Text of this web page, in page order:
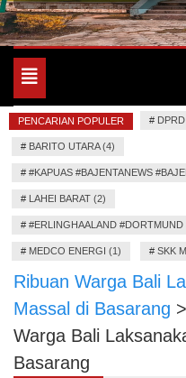
Toggle
navigation
PENCARIAN POPULER #
# BARITO UTARA (4)
# #KAPUAS #BAJENTANEWS
# LAHEI BARAT (2)
# #ERLINGHAALAND
# MEDCO ENERGI (1) # SKK
Ribuan Warga Bali
Massal di Basarang >
Warga Bali
Basarang